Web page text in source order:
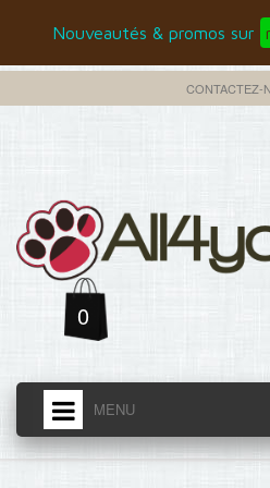
Nouveautés & promos sur
CONTACTEZ-
0
MENU
ACCUEIL